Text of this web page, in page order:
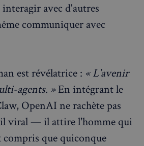
avec d'autres
communiquer avec
est révélatrice : « L'avenir
agents. »En intégrant le
OpenAI ne rachète pas
viral — il attire l'homme qui
que quiconque
CookieScript
2 jours
Politique de confidentialité de